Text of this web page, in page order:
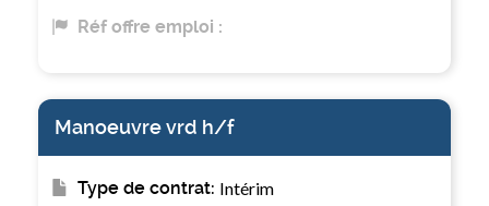
Réf offre emploi :
Manoeuvre vrd h/f
Type de contrat: Intérim